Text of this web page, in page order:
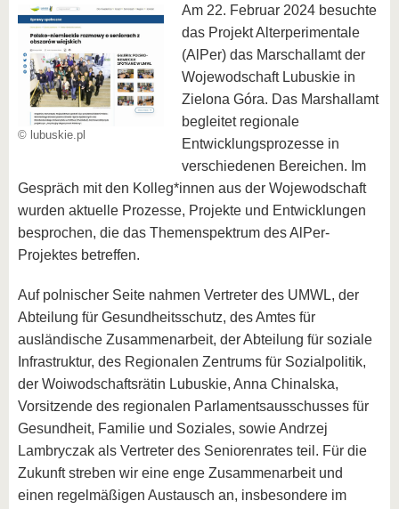
© lubuskie.pl
Am 22. Februar 2024 besuchte
das Projekt Alterperimentale
(AlPer) das Marschallamt der
Wojewodschaft Lubuskie in
Zielona Góra. Das Marshallamt
begleitet regionale
Entwicklungsprozesse in
verschiedenen Bereichen. Im
Gespräch mit den Kolleg*innen aus der Wojewodschaft
wurden aktuelle Prozesse, Projekte und Entwicklungen
besprochen, die das Themenspektrum des AlPer-
Projektes betreffen.
Auf polnischer Seite nahmen Vertreter des UMWL, der
Abteilung für Gesundheitsschutz, des Amtes für
ausländische Zusammenarbeit, der Abteilung für soziale
Infrastruktur, des Regionalen Zentrums für Sozialpolitik,
der Woiwodschaftsrätin Lubuskie, Anna Chinalska,
Vorsitzende des regionalen Parlamentsausschusses für
Gesundheit, Familie und Soziales, sowie Andrzej
Lambryczak als Vertreter des Seniorenrates teil. Für die
Zukunft streben wir eine enge Zusammenarbeit und
einen regelmäßigen Austausch an, insbesondere im